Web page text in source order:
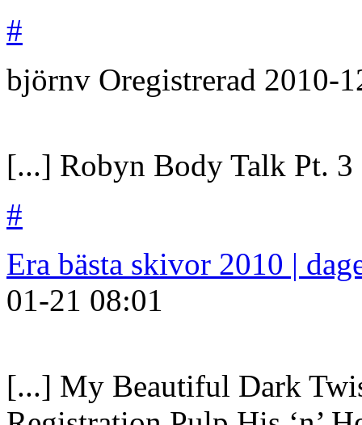
#
björnv Oregistrerad 2010-
[...] Robyn Body Talk Pt.
#
Era bästa skivor 2010 |
01-21 08:01
[...] My Beautiful Dark